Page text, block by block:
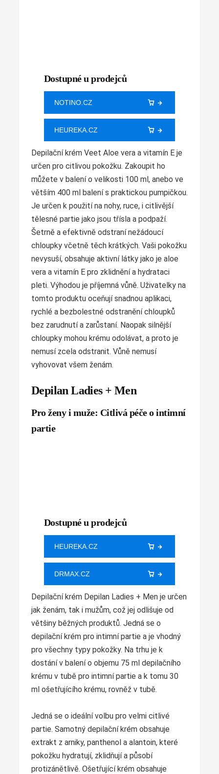
Dostupné u prodejců
NOTINO.CZ
HEUREKA.CZ
Depilační krém Veet Aloe vera a vitamín E je
určen pro citlivou pokožku. Zakoupit ho
můžete v balení o velikosti 100 ml, anebo ve
větším 400 ml balení s praktickou pumpičkou.
Je určen k použití na nohy, ruce, i citlivější
tělesné partie jako jsou třísla a podpaží.
Šetrně a efektivně odstraní nežádoucí
chloupky včetně těch krátkých. Vaši pokožku
nevysuší, obsahuje aktivní látky jako je aloe
vera a vitamín E pro zklidnění a hydrataci
pleti. Výhodou je příjemná vůně. Uživatelky na
tomto produktu oceňují snadnou aplikaci,
rychlé a bezbolestné odstranění chloupků
bez zarudnutí a zarůstaní. Naopak silnější
chloupky mohou krému odolávat, a proto je
nemusí zcela odstranit. Vůně nemusí
vyhovovat všem ženám.
Depilan Ladies + Men
Pro ženy i muže: Citlivá péče o intimní
partie
Dostupné u prodejců
HEUREKA.CZ
DRMAX.CZ
Depilační krém Depilan Ladies + Men je určen
jak ženám, tak i mužům, což jej odlišuje od
většiny běžných produktů. Jedná se o
depilační krém pro intimní partie a je vhodný
pro všechny typy pokožky. Na trhu je k
dostání v balení o objemu 75 ml depilačního
krému v tubě pro intimní partie a k tomu 30
ml ošetřujícího krému, rovněž v tubě.
Jedná se o ideální volbu pro velmi citlivé
partie. Samotný depilační krém obsahuje
extrakt z arniky, panthenol a alantoin, které
pokožku hydratují, zklidňují a působí
protizánětlivě. Ošetřující krém obsahuje